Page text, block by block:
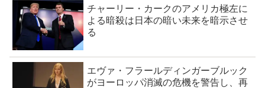
チャーリー・カークのアメリカ極左に
よる暗殺は日本の暗い未来を暗示させ
る
エヴァ・フラールディンガーブルック
がヨーロッパ消滅の危機を警告し、再